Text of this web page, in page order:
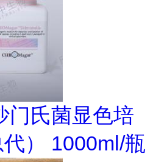
门氏菌显色培
） 1000ml/瓶